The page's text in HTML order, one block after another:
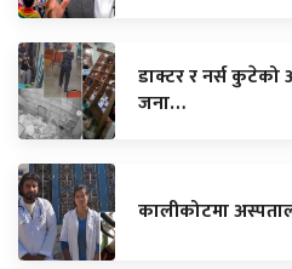
डाक्टर र नर्स
जना…
कालीकोटमा